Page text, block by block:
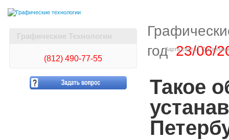
Карта сайта О
Графические Технологии
(812) 490-77-55
год 23/06/
Такое